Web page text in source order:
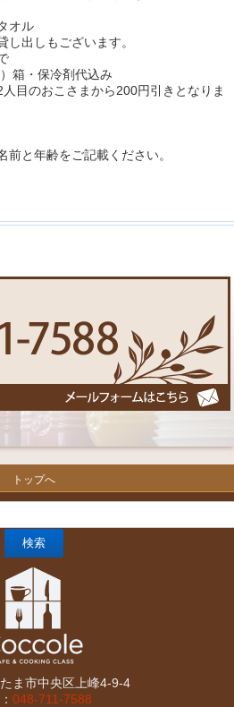
オル
出しもございます。
箱・保冷剤代込み
目のおこさまから200円引きとなりま
と年齢をご記載ください。
トップへ
ま市中央区上峰4-9-4
048-711-7588